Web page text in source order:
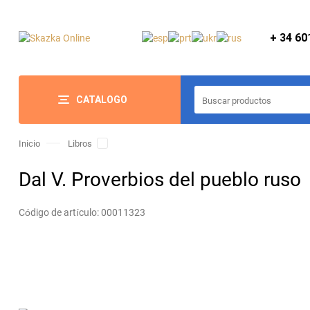
+ 34
CATALOGO
Inicio Libros
Dal V. Proverbios del pueblo ruso
Código de artículo:00011323